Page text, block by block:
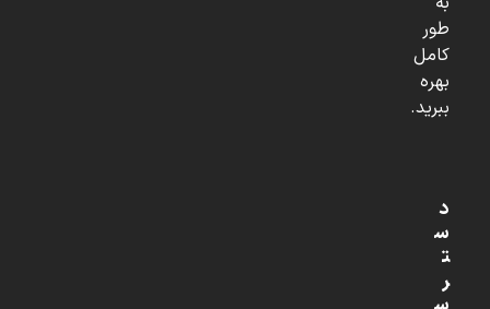
طور
کامل
بهره
ببرید.
د
س
ت
ر